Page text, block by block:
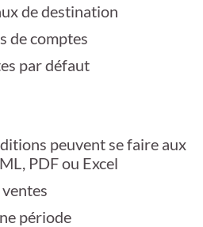
de destination
de comptes
par défaut
peuvent se faire aux
PDF ou Excel
période